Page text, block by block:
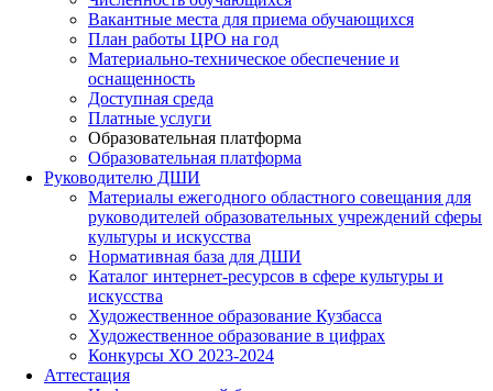
Вакантные места для приема обучающихся
План работы ЦРО на год
Материально-техническое обеспечение и
оснащенность
Доступная среда
Платные услуги
Образовательная платформа
Образовательная платформа
Руководителю ДШИ
Материалы ежегодного областного совещания для
руководителей образовательных учреждений сферы
культуры и искусства
Нормативная база для ДШИ
Каталог интернет-ресурсов в сфере культуры и
искусства
Художественное образование Кузбасса
Художественное образование в цифрах
Конкурсы ХО 2023-2024
Аттестация